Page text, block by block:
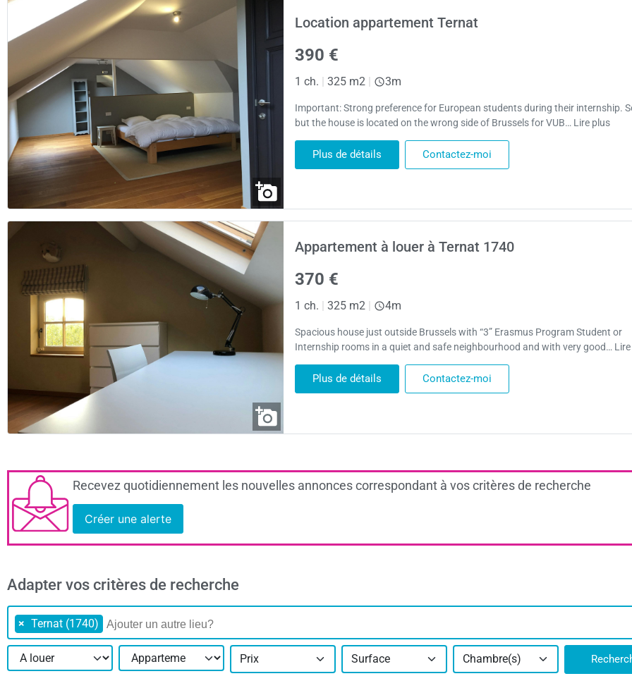
Location appartement Ternat
390 €
1 ch. 325 m2 3m
Important: Strong preference for European students during their internship.
but the house is located on the wrong side of Brussels for VUB… Lire plus
Plus de détails Contactez-moi
Appartement à louer à Ternat 1740
370 €
1 ch. 325 m2 4m
Spacious house just outside Brussels with “3” Erasmus Program Student or
Internship rooms in a quiet and safe neighbourhood and with very good…
Plus de détails Contactez-moi
Recevez quotidiennement les nouvelles annonces correspondant à vos critères de recherche
Créer une alerte
Adapter vos critères de recherche
× Ternat (1740)
Prix Surface Chambre(s)